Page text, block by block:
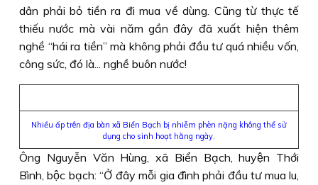
dân phải bỏ tiền ra đi mua về dùng. Cũng từ thực tế
thiếu nước mà vài năm gần đây đã xuất hiện thêm
nghề “hái ra tiền” mà không phải đầu tư quá nhiều vốn,
công sức, đó là... nghề buôn nước!
Nhiều ấp trên địa bàn xã Biển Bạch bị nhiễm phèn nặng không thể sử
dụng cho sinh hoạt hằng ngày.
Ông Nguyễn Văn Hùng, xã Biển Bạch, huyện Thới
Bình, bộc bạch: “Ở đây mỗi gia đình phải đầu tư mua lu,